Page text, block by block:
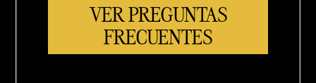
VER PREGUNTAS
FRECUENTES